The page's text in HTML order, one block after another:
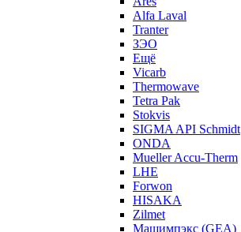
Alfa Laval
Tranter
ЗЭО
Ещё
Vicarb
Thermowave
Tetra Pak
Stokvis
SIGMA API Schmidt
ONDA
Mueller Accu-Therm
LHE
Forwon
HISAKA
Zilmet
Машимпэкс (GEA)